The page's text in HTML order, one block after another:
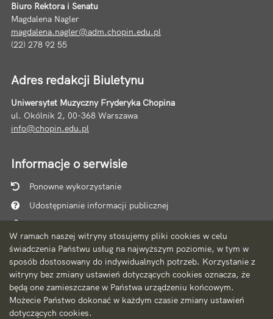
W ramach naszej witryny stosujemy pliki cookies w celu
świadczenia Państwu usług na najwyższym poziomie, w tym w
sposób dostosowany do indywidualnych potrzeb. Korzystanie z
witryny bez zmiany ustawień dotyczących cookies oznacza, że
będą one zamieszczane w Państwa urządzeniu końcowym.
Możecie Państwo dokonać w każdym czasie zmiany ustawień
dotyczących cookies.
Biuro Rektora i Senatu
Magdalena Nagler
magdalena.nagler@adm.chopin.edu.pl
(22) 278 92 55
Adres redakcji Biuletynu
Uniwersytet Muzyczny Fryderyka Chopina
ul. Okólnik 2, 00-368 Warszawa
info@chopin.edu.pl
Informacje o serwisie
Ponowne wykorzystanie
Udostępnianie informacji publicznej
Mapa serwisu
Instrukcja obsługi
Statystyki oglądalności
Ostatnio dodane
Ostatnia aktualizacja BIP: 06.08.2026 10:10